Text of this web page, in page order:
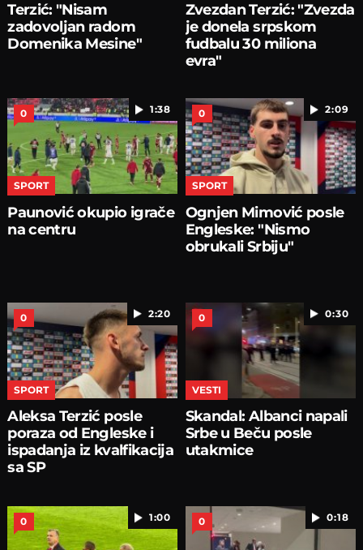
Terzić: "Nisam
zadovoljan radom
Domenika Mesine"
Zvezdan Terzić: "Zvezda
je donela srpskom
fudbalu 30 miliona
evra"
1:38
0
SPORT
Paunović okupio igrače
na centru
2:09
0
SPORT
Ognjen Mimović posle
Engleske: "Nismo
obrukali Srbiju"
2:20
0
SPORT
Aleksa Terzić posle
poraza od Engleske i
ispadanja iz kvalfikacija
sa SP
0:30
0
VESTI
Skandal: Albanci napali
Srbe u Beču posle
utakmice
1:00
0 0:18
0